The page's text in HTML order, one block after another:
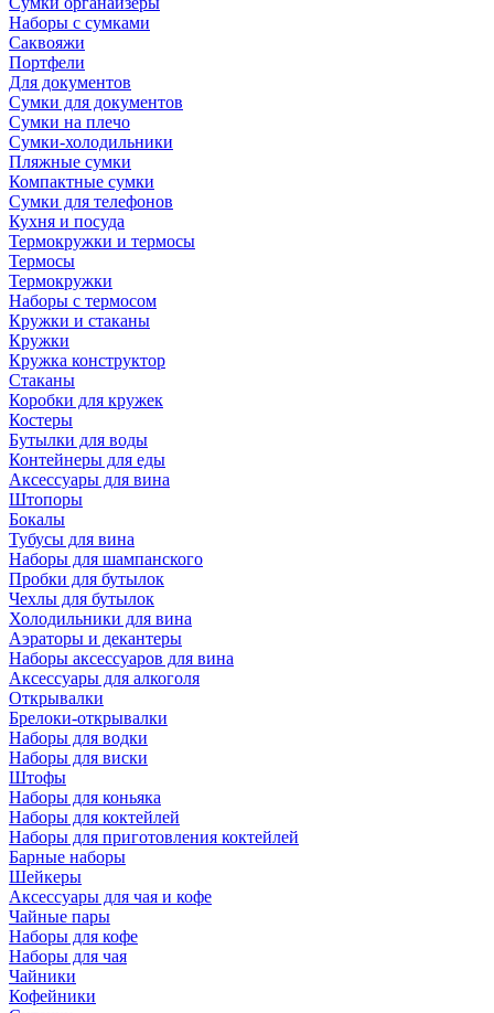
Наборы с сумками
Саквояжи
Портфели
Для документов
Сумки для документов
Сумки на плечо
Сумки-холодильники
Пляжные сумки
Компактные сумки
Сумки для телефонов
Кухня и посуда
Термокружки и термосы
Термосы
Термокружки
Наборы с термосом
Кружки и стаканы
Кружки
Кружка конструктор
Стаканы
Коробки для кружек
Костеры
Бутылки для воды
Контейнеры для еды
Аксессуары для вина
Штопоры
Бокалы
Тубусы для вина
Наборы для шампанского
Пробки для бутылок
Чехлы для бутылок
Холодильники для вина
Аэраторы и декантеры
Наборы аксессуаров для вина
Аксессуары для алкоголя
Открывалки
Брелоки-открывалки
Наборы для водки
Наборы для виски
Штофы
Наборы для коньяка
Наборы для коктейлей
Наборы для приготовления коктейлей
Барные наборы
Шейкеры
Аксессуары для чая и кофе
Чайные пары
Наборы для кофе
Наборы для чая
Чайники
Кофейники